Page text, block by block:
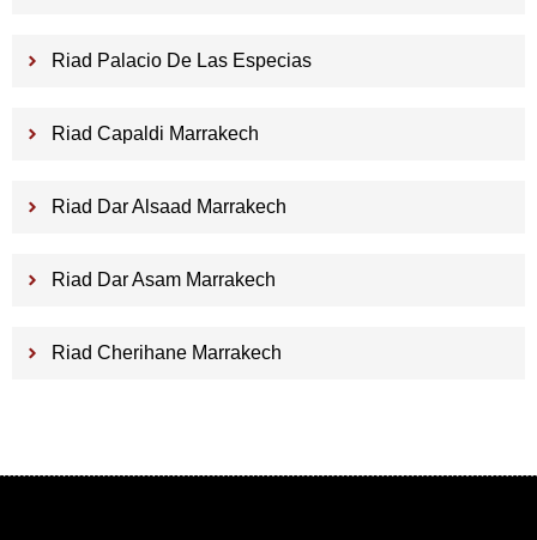
Riad Palacio De Las Especias
Riad Capaldi Marrakech
Riad Dar Alsaad Marrakech
Riad Dar Asam Marrakech
Riad Cherihane Marrakech